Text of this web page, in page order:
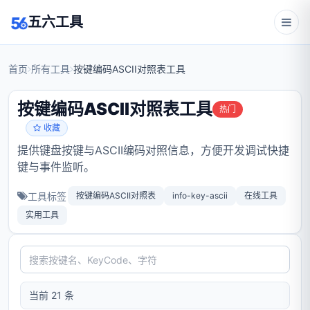
五六工具
首页 所有工具 按键编码ASCII对照表工具
按键编码ASCII对照表工具
热门
收藏
提供键盘按键与ASCII编码对照信息，方便开发调试快捷
键与事件监听。
工具标签 按键编码ASCII对照表 info-key-ascii
在线工具
实用工具
当前 21 条